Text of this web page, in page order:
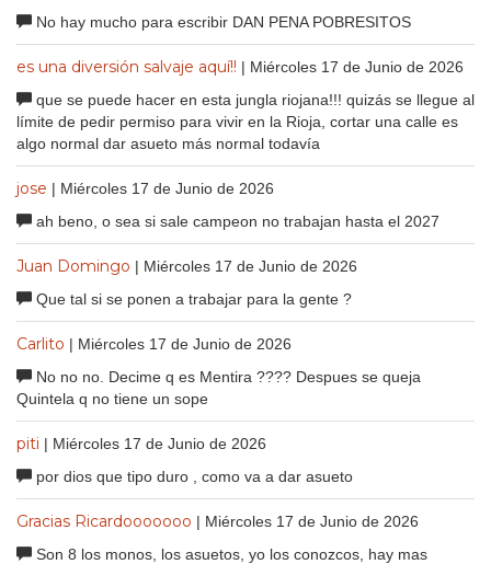
No hay mucho para escribir DAN PENA POBRESITOS
es una diversión salvaje aquí!! | Miércoles 17 de Junio de 2026
que se puede hacer en esta jungla riojana!!! quizás se llegue al
límite de pedir permiso para vivir en la Rioja, cortar una calle es
algo normal dar asueto más normal todavía
jose | Miércoles 17 de Junio de 2026
ah beno, o sea si sale campeon no trabajan hasta el 2027
Juan Domingo | Miércoles 17 de Junio de 2026
Que tal si se ponen a trabajar para la gente ?
Carlito | Miércoles 17 de Junio de 2026
No no no. Decime q es Mentira ???? Despues se queja
Quintela q no tiene un sope
piti | Miércoles 17 de Junio de 2026
por dios que tipo duro , como va a dar asueto
Gracias Ricardooooooo | Miércoles 17 de Junio de 2026
Son 8 los monos, los asuetos, yo los conozcos, hay mas